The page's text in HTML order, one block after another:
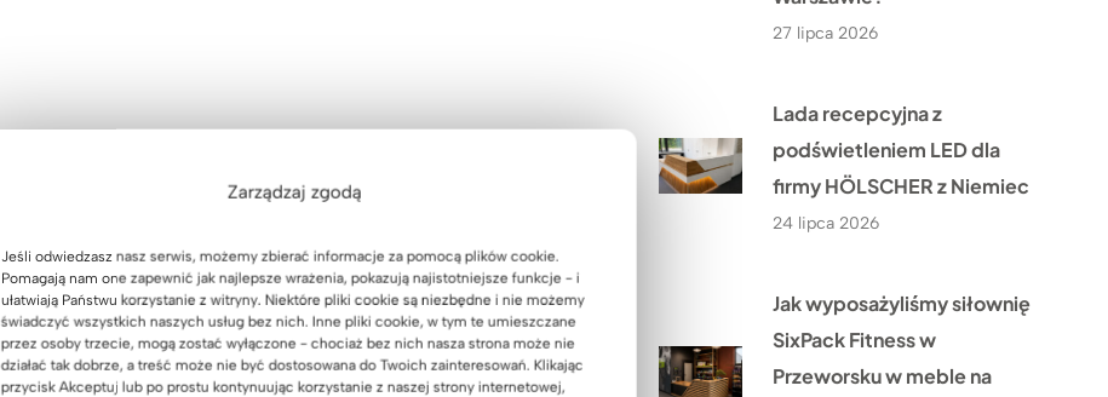
Zarządzaj zgodą
Jeśli odwiedzasz nasz serwis, możemy zbierać informacje za pomocą plików cookie.
Pomagają nam one zapewnić jak najlepsze wrażenia, pokazują najistotniejsze funkcje - i
ułatwiają Państwu korzystanie z witryny. Niektóre pliki cookie są niezbędne i nie możemy
świadczyć wszystkich naszych usług bez nich. Inne pliki cookie, w tym te umieszczane
przez osoby trzecie, mogą zostać wyłączone - chociaż bez nich nasza strona może nie
działać tak dobrze, a treść może nie być dostosowana do Twoich zainteresowań. Klikając
przycisk Akceptuj lub po prostu kontynuując korzystanie z naszej strony internetowej,
27 lipca 2026
Lada recepcyjna z
podświetleniem LED dla
firmy HÖLSCHER z Niemiec
24 lipca 2026
Jak wyposażyliśmy siłownię
SixPack Fitness w
Przeworsku w meble na